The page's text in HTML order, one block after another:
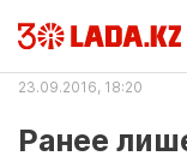
23.09.2016, 18:20
Ранее